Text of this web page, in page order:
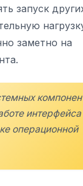
запуск
заметно на
интерфейса
операционной